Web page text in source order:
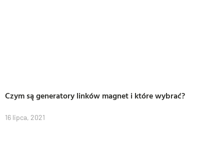
Czym są generatory linków magnet i które wybrać?
16 lipca, 2021